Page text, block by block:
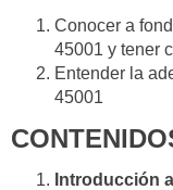
Conocer a
45001 y tener
Entender la
45001
Introducción